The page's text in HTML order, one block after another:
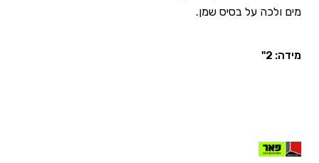
מים ולכה על בסיס שמן.
מידה: 2"